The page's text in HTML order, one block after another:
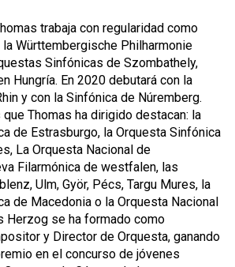
trabaja con regularidad como
Württembergische Philharmonie
Sinfónicas de Szombathely,
Hungría. En 2020 debutará con la
y con la Sinfónica de Núremberg.
Thomas ha dirigido destacan: la
de Estrasburgo, la Orquesta Sinfónica
La Orquesta Nacional de
Filarmónica de westfalen, las
Ulm, Györ, Pécs, Targu Mures, la
de Macedonia o la Orquesta Nacional
Herzog se ha formado como
y Director de Orquesta, ganando
en el concurso de jóvenes